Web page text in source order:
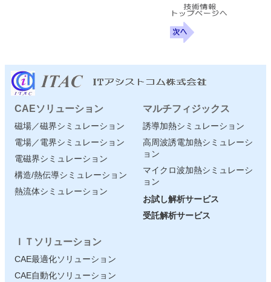
CAEソリューション
磁場／磁界シミュレーション
電場／電界シミュレーション
電磁界シミュレーション
構造/熱伝導シミュレーション
熱流体シミュレーション
マルチフィジックス
誘導加熱シミュレーション
高周波誘電加熱シミュレーシ
ョン
マイクロ波加熱シミュレーシ
ョン
お試し解析サービス
受託解析サービス
ＩＴソリューション
CAE最適化ソリューション
CAE自動化ソリューション